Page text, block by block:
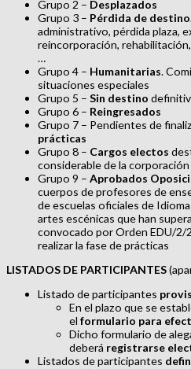
Grupo 2 – Desplazados
Grupo 3 – Pérdida de
administrativo, pérdida plaza,
reincorporación,
…
Grupo 4 – Humanitarias.
situaciones especiales
Grupo 5 – Sin destino
Grupo 6 – Reingresados
Grupo 7 – Pendientes de
prácticas
Grupo 8 – Cargos electos
considerable de la corporación
Grupo 9 – Aprobados
cuerpos de profesores de
de escuelas oficiales de
artes escénicas que han
convocado por Orden EDU/2/
realizar la fase de prácticas
LISTADOS DE PARTICIPANTES
Listado de participantes
En el plazo que se
el formulario para
Dicho formulario de
deberá registrarse
Listados de participantes